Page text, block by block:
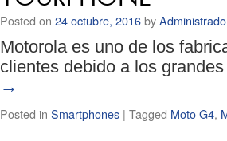
Posted on 24 octubre, 2016by
Motorola es uno de los
clientes debido a los
→
Posted in Smartphones | Tagged Moto G4,